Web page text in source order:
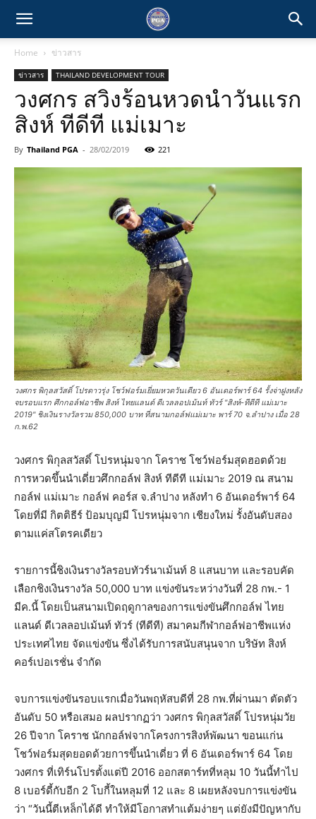
Home ข่าวสาร
ข่าวสาร THAILAND DEVELOPMENT TOUR
วงศกร สวิงร้อนหวดนำวันแรก
สิงห์ ทีดีที แม่เมาะ
By Thailand PGA - 28/02/2019 221
วงศกร พิกุลสวัสดิ์ โปรดาวรุ่ง โชว์ฟอร์มเยี่ยมหวดวันเดียว 6 อันเดอร์พาร์ 64 รั้งจ่าฝูงหลัง
จบรอบแรก ศึกกอล์ฟอาชีพ สิงห์ ไทยแลนด์ ดีเวลลอปเม้นท์ ทัวร์ "สิงห์-ทีดีที แม่เมาะ
2019" ชิงเงินรางวัลรวม 850,000 บาท ที่สนามกอล์ฟแม่เมาะ พาร์ 70 จ.ลำปาง เมื่อ 28
ก.พ.62
วงศกร พิกุลสวัสดิ์ โปรหนุ่มจาก โคราช โชว์ฟอร์มสุดฮอตด้วย
การหวดขึ้นนำเดี่ยวศึกกอล์ฟ สิงห์ ทีดีที แม่เมาะ 2019 ณ สนาม
กอล์ฟ แม่เมาะ กอล์ฟ คอร์ส จ.ลำปาง หลังทำ 6 อันเดอร์พาร์ 64
โดยที่มี กิตติธีร์ ป้อมบุญมี โปรหนุ่มจาก เชียงใหม่ รั้งอันดับสอง
ตามแค่สโตรคเดียว
รายการนี้ชิงเงินรางวัลรอบทัวร์นาเม้นท์ 8 แสนบาท และรอบคัด
เลือกชิงเงินรางวัล 50,000 บาท แข่งขันระหว่างวันที่ 28 กพ.- 1
มีค.นี้ โดยเป็นสนามเปิดฤดูกาลของการแข่งขันศึกกอล์ฟ ไทย
แลนด์ ดีเวลลอปเม้นท์ ทัวร์ (ทีดีที) สมาคมกีฬากอล์ฟอาชีพแห่ง
ประเทศไทย จัดแข่งขัน ซึ่งได้รับการสนับสนุนจาก บริษัท สิงห์
คอร์เปอเรชั่น จำกัด
จบการแข่งขันรอบแรกเมื่อวันพฤหัสบดีที่ 28 กพ.ที่ผ่านมา ตัดตัว
อันดับ 50 หรือเสมอ ผลปรากฏว่า วงศกร พิกุลสวัสดิ์ โปรหนุ่มวัย
26 ปีจาก โคราช นักกอล์ฟจากโครงการสิงห์พัฒนา ขอนแก่น
โชว์ฟอร์มสุดยอดด้วยการขึ้นนำเดี่ยว ที่ 6 อันเดอร์พาร์ 64 โดย
วงศกร ที่เทิร์นโปรตั้งแต่ปี 2016 ออกสตาร์ทที่หลุม 10 วันนี้ทำไป
8 เบอร์ดี้กับอีก 2 โบกี้ในหลุมที่ 12 และ 8 เผยหลังจบการแข่งขัน
ว่า “วันนี้ตีเหล็กได้ดี ทำให้มีโอกาสทำแต้มง่ายๆ แต่ยังมีปัญหากับ